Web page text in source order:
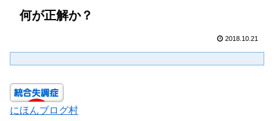
何が正解か？
2018.10.21
にほんブログ村